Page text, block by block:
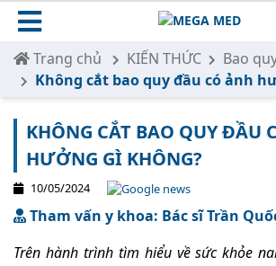
Trang chủ KIẾN THỨC
Bao
Không cắt bao quy đầu có ảnh
KHÔNG CẮT BAO QUY ĐẦU
HƯỞNG GÌ KHÔNG?
10/05/2024
Tham vấn y khoa: Bác sĩ Trần
Trên hành trình tìm hiểu về sức khỏe